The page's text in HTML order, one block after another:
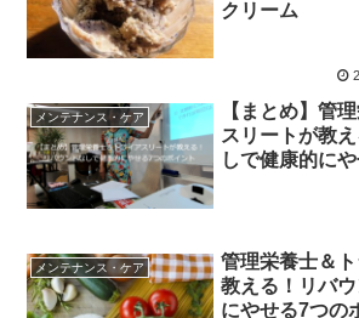
クリーム
メンテナンス・ケア
【まとめ】管
スリートが教
しで健康的に
メンテナンス・ケア
管理栄養士＆
教える！リバ
にやせる7つの